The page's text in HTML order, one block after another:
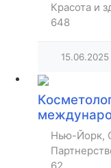
Красота и
648
15.06.2025
Нью-Йорк,